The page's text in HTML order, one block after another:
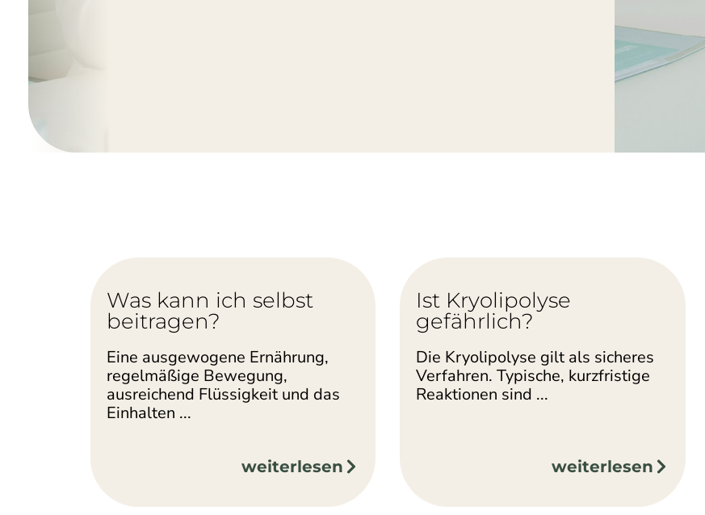
Was kann ich selbst
beitragen?
Eine ausgewogene Ernährung,
regelmäßige Bewegung,
ausreichend Flüssigkeit und das
Einhalten ...
weiterlesen
Ist Kryolipolyse
gefährlich?
Die Kryolipolyse gilt als sicheres
Verfahren. Typische, kurzfristige
Reaktionen sind ...
weiterlesen